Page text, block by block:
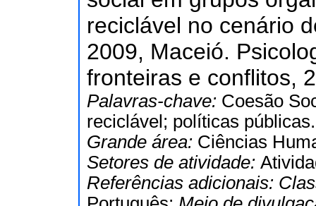
reciclável no cenário
2009, Maceió.
fronteiras e conflitos,
Palavras-chave: Coesão
reciclável; políticas públicas.
Grande área: Ciências
Setores de atividade:
Referências adicionais: